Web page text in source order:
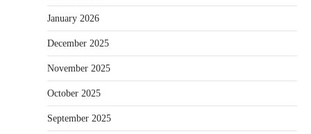
January 2026
December 2025
November 2025
October 2025
September 2025